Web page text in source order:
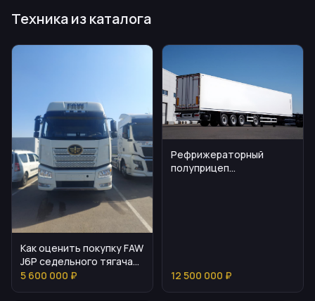
Техника из каталога
Как оценить покупку FAW
J6P седельного тягача
за 5,6 млн ₽
5 600 000 ₽
Рефрижераторный
полуприцеп
12 500 000 ₽